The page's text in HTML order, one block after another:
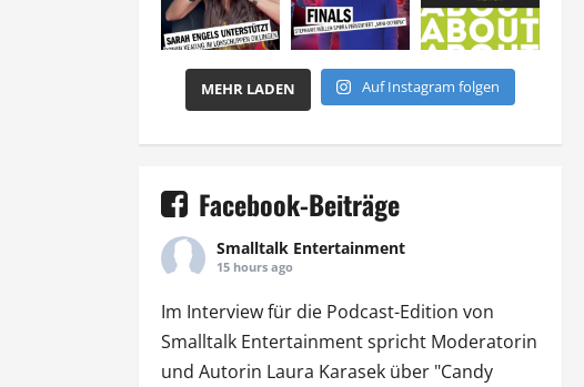
MEHR LADEN Auf Instagram folgen
Facebook-Beiträge
Smalltalk Entertainment
15 hours ago
Im Interview für die Podcast-Edition von
Smalltalk Entertainmentspricht Moderatorin
und Autorin Laura Karaseküber "Candy